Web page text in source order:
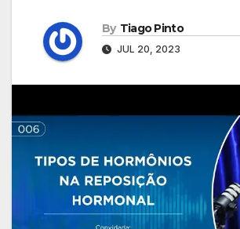
By Tiago Pinto
JUL 20, 2023